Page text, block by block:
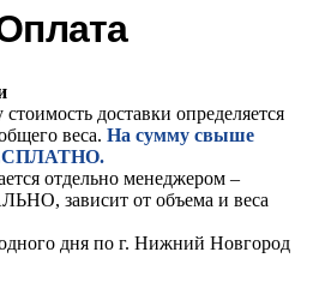
доставки определяется
веса. На сумму свыше
отдельно менеджером –
зависит от объема и веса
дня по г. Нижний Новгород